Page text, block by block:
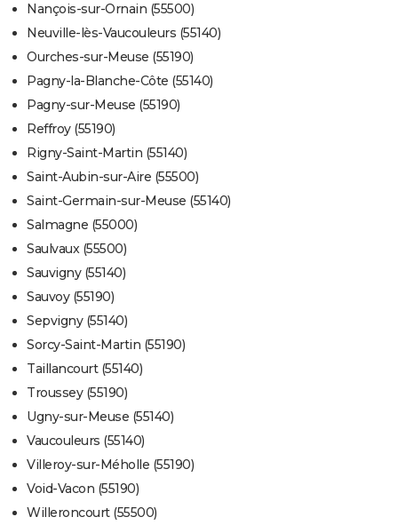
Nançois-sur-Ornain (55500)
Neuville-lès-Vaucouleurs (55140)
Ourches-sur-Meuse (55190)
Pagny-la-Blanche-Côte (55140)
Pagny-sur-Meuse (55190)
Reffroy (55190)
Rigny-Saint-Martin (55140)
Saint-Aubin-sur-Aire (55500)
Saint-Germain-sur-Meuse (55140)
Salmagne (55000)
Saulvaux (55500)
Sauvigny (55140)
Sauvoy (55190)
Sepvigny (55140)
Sorcy-Saint-Martin (55190)
Taillancourt (55140)
Troussey (55190)
Ugny-sur-Meuse (55140)
Vaucouleurs (55140)
Villeroy-sur-Méholle (55190)
Void-Vacon (55190)
Willeroncourt (55500)